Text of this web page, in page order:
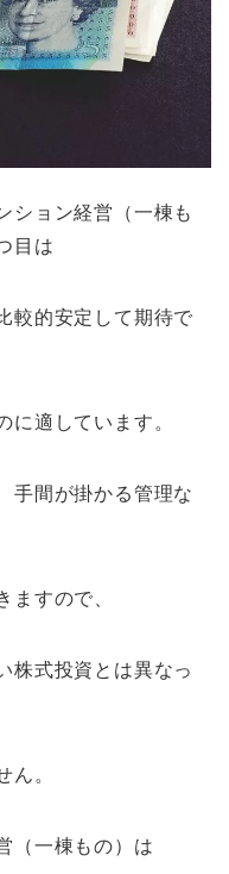
ション経営（一棟も
目は
較的安定して期待で
に適しています。
手間が掛かる管理な
ますので、
株式投資とは異なっ
ん。
（一棟もの）は